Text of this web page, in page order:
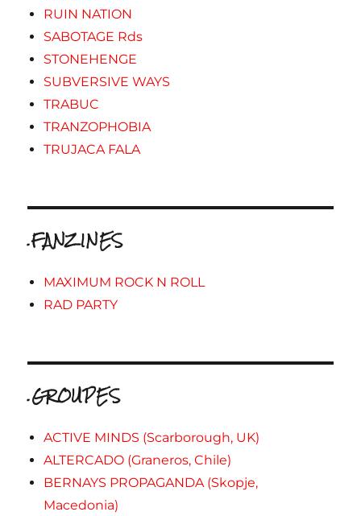
RUIN NATION
SABOTAGE Rds
STONEHENGE
SUBVERSIVE WAYS
TRABUC
TRANZOPHOBIA
TRUJACA FALA
.FANZINES
MAXIMUM ROCK N ROLL
RAD PARTY
.GROUPES
ACTIVE MINDS (Scarborough, UK)
ALTERCADO (Graneros, Chile)
BERNAYS PROPAGANDA (Skopje,
Macedonia)